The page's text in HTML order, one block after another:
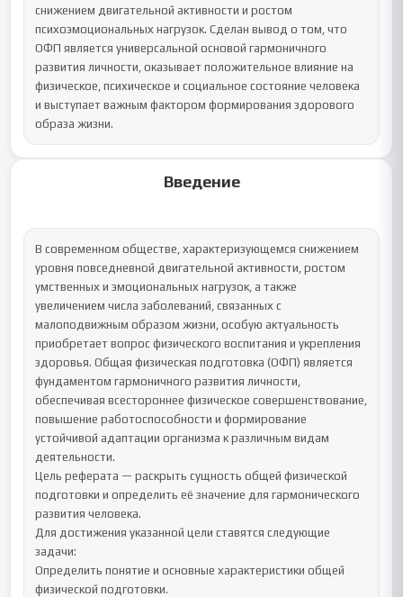
снижением двигательной активности и ростом
психоэмоциональных нагрузок. Сделан вывод о том, что
ОФП является универсальной основой гармоничного
развития личности, оказывает положительное влияние на
физическое, психическое и социальное состояние человека
и выступает важным фактором формирования здорового
образа жизни.
Введение
В современном обществе, характеризующемся снижением
уровня повседневной двигательной активности, ростом
умственных и эмоциональных нагрузок, а также
увеличением числа заболеваний, связанных с
малоподвижным образом жизни, особую актуальность
приобретает вопрос физического воспитания и укрепления
здоровья. Общая физическая подготовка (ОФП) является
фундаментом гармоничного развития личности,
обеспечивая всестороннее физическое совершенствование,
повышение работоспособности и формирование
устойчивой адаптации организма к различным видам
деятельности.
Цель реферата — раскрыть сущность общей физической
подготовки и определить её значение для гармонического
развития человека.
Для достижения указанной цели ставятся следующие
задачи:
Определить понятие и основные характеристики общей
физической подготовки.